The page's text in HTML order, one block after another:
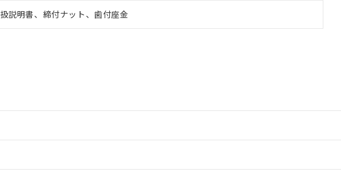
説明書、締付ナット、歯付座金